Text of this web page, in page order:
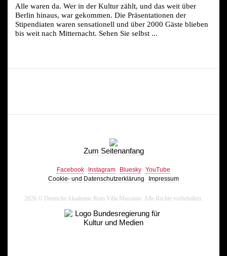
Alle waren da. Wer in der Kultur zählt, und das weit über
Berlin hinaus, war gekommen. Die Präsentationen der
Stipendiaten waren sensationell und über 2000 Gäste blieben
bis weit nach Mitternacht. Sehen Sie selbst ...
Zum Seitenanfang
Facebook Instagram Bluesky YouTube
Cookie- und Datenschutzerklärung
Impressum
2026 © Deutsche Akademie Rom Villa Massimo. Alle Rechte vorbehalten.